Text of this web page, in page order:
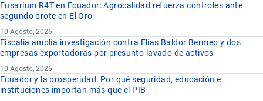
Fusarium R4T en Ecuador: Agrocalidad refuerza controles ante
segundo brote en El Oro
10 Agosto, 2026
Fiscalía amplía investigación contra Elías Baldor Bermeo y dos
empresas exportadoras por presunto lavado de activos
10 Agosto, 2026
Ecuador y la prosperidad: Por qué seguridad, educación e
instituciones importan más que el PIB